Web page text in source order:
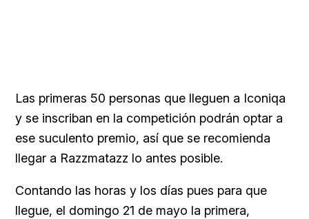
Las primeras 50 personas que lleguen a Iconiqa
y se inscriban en la competición podrán optar a
ese suculento premio, así que se recomienda
llegar a Razzmatazz lo antes posible.
Contando las horas y los días pues para que
llegue, el domingo 21 de mayo la primera,